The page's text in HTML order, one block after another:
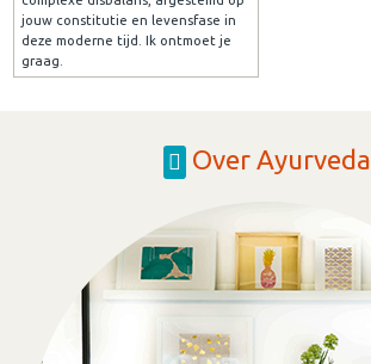
jouw constitutie en levensfase in
deze moderne tijd. Ik ontmoet je
graag.
Over Ayurveda